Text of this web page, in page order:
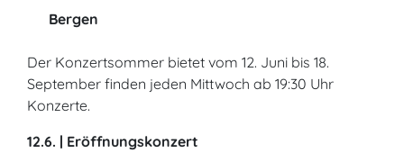
Bergen
Der Konzertsommer bietet vom 12. Juni bis 18.
September finden jeden Mittwoch ab 19:30 Uhr
Konzerte.
12.6. | Eröffnungskonzert